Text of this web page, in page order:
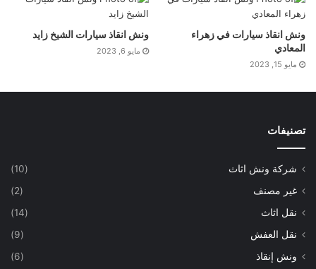
ونش انقاذ سيارات في زهراء
المعادي
مايو 15, 2023
ونش انقاذ سيارات الشيخ زايد
مايو 6, 2023
تصنيفات
شركة ونش اثاث
(10)
غير مصنف
(2)
نقل اثاث
(14)
نقل العفش
(9)
ونش إنقاذ
(6)